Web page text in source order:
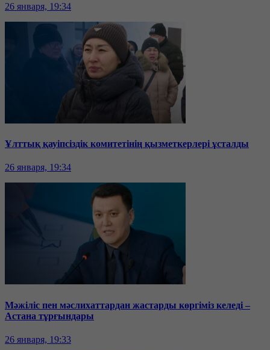
26 января, 19:34
Ұлттық қауіпсіздік комитетінің қызметкерлері ұсталды
26 января, 19:34
Мәжіліс пен мәслихаттардан жастарды көргіміз келеді –
Астана тұрғындары
26 января, 19:33